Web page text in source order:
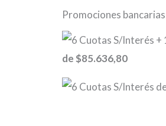
Promociones
de$85.636,80